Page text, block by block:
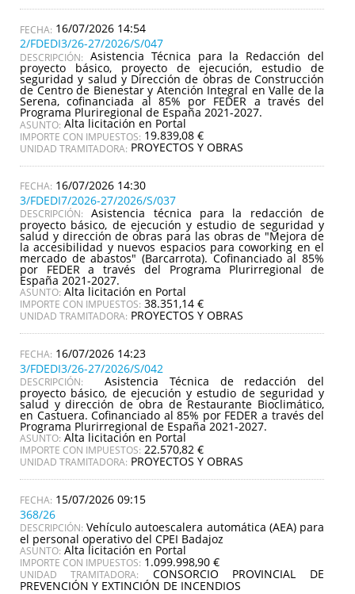
16/07/2026 14:54
2/FDEDI3/26-27/2026/S/047
DESCRIPCIÓN: Asistencia Técnica para la Redacción del
proyecto básico, proyecto de ejecución, estudio de
seguridad y salud y Dirección de obras de Construcción
de Centro de Bienestar y Atención Integral en Valle de la
Serena, cofinanciada al 85% por FEDER a través del
Programa Pluriregional de España 2021-2027.
ASUNTO: Alta licitación en Portal
IMPORTE CON IMPUESTOS: 19.839,08 €
UNIDAD TRAMITADORA: PROYECTOS Y OBRAS
16/07/2026 14:30
3/FDEDI7/2026-27/2026/S/037
DESCRIPCIÓN: Asistencia técnica para la redacción de
proyecto básico, de ejecución y estudio de seguridad y
salud y dirección de obras para las obras de "Mejora de
la accesibilidad y nuevos espacios para coworking en el
mercado de abastos" (Barcarrota). Cofinanciado al 85%
por FEDER a través del Programa Plurirregional de
España 2021-2027.
ASUNTO: Alta licitación en Portal
IMPORTE CON IMPUESTOS: 38.351,14 €
UNIDAD TRAMITADORA: PROYECTOS Y OBRAS
16/07/2026 14:23
3/FDEDI3/26-27/2026/S/042
DESCRIPCIÓN: Asistencia Técnica de redacción del
proyecto básico, de ejecución y estudio de seguridad y
salud y dirección de obra de Restaurante Bioclimático,
en Castuera. Cofinanciado al 85% por FEDER a través del
Programa Plurirregional de España 2021-2027.
ASUNTO: Alta licitación en Portal
IMPORTE CON IMPUESTOS: 22.570,82 €
UNIDAD TRAMITADORA: PROYECTOS Y OBRAS
15/07/2026 09:15
368/26
DESCRIPCIÓN: Vehículo autoescalera automática (AEA) para
el personal operativo del CPEI Badajoz
ASUNTO: Alta licitación en Portal
IMPORTE CON IMPUESTOS: 1.099.998,90 €
UNIDAD TRAMITADORA: CONSORCIO PROVINCIAL DE
PREVENCIÓN Y EXTINCIÓN DE INCENDIOS